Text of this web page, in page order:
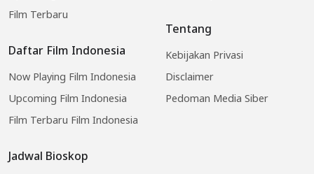
Film Terbaru
Daftar Film Indonesia
Now Playing Film Indonesia
Upcoming Film Indonesia
Film Terbaru Film Indonesia
Jadwal Bioskop
Tentang
Kebijakan Privasi
Disclaimer
Pedoman Media Siber